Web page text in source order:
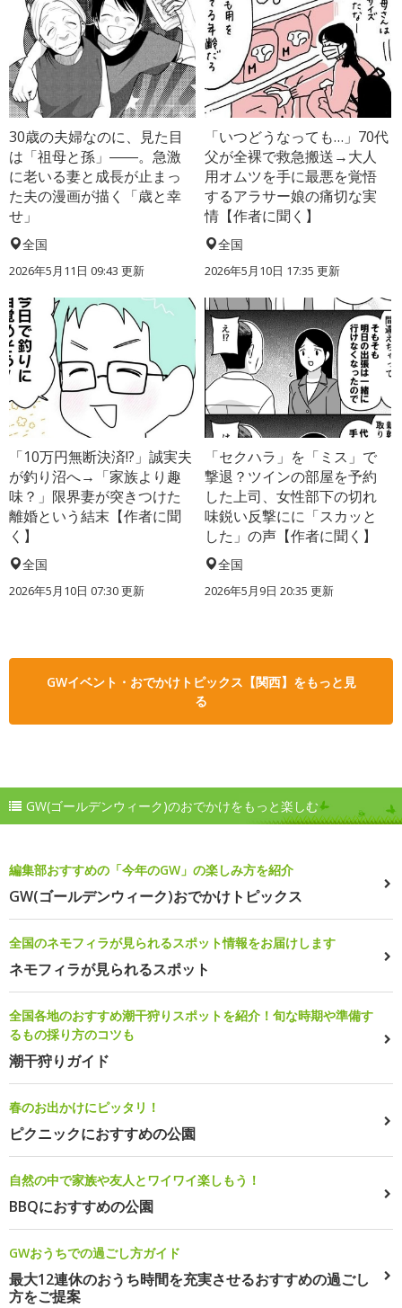
30歳の夫婦なのに、見た目
は「祖母と孫」――。急激
に老いる妻と成長が止まっ
た夫の漫画が描く「歳と幸
せ」
全国
2026年5月11日 09:43 更新
「いつどうなっても…」70代
父が全裸で救急搬送→大人
用オムツを手に最悪を覚悟
するアラサー娘の痛切な実
情【作者に聞く】
全国
2026年5月10日 17:35 更新
「10万円無断決済!?」誠実夫
が釣り沼へ→「家族より趣
味？」限界妻が突きつけた
離婚という結末【作者に聞
く】
全国
2026年5月10日 07:30 更新
「セクハラ」を「ミス」で
撃退？ツインの部屋を予約
した上司、女性部下の切れ
味鋭い反撃にに「スカッと
した」の声【作者に聞く】
全国
2026年5月9日 20:35 更新
GWイベント・おでかけトピックス【関西】をもっと見
る
GW(ゴールデンウィーク)のおでかけをもっと楽しむ
編集部おすすめの「今年のGW」の楽しみ方を紹介
GW(ゴールデンウィーク)おでかけトピックス
全国のネモフィラが見られるスポット情報をお届けします
ネモフィラが見られるスポット
全国各地のおすすめ潮干狩りスポットを紹介！旬な時期や準備す
るもの採り方のコツも
潮干狩りガイド
春のお出かけにピッタリ！
ピクニックにおすすめの公園
自然の中で家族や友人とワイワイ楽しもう！
BBQにおすすめの公園
GWおうちでの過ごし方ガイド
最大12連休のおうち時間を充実させるおすすめの過ごし
方をご提案